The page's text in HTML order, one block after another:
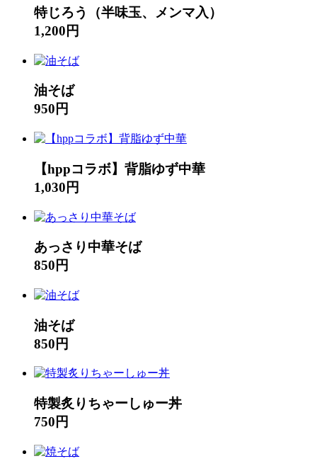
特じろう（半味玉、メンマ入）
1,200円
油そば
950円
【hppコラボ】背脂ゆず中華
1,030円
あっさり中華そば
850円
油そば
850円
特製炙りちゃーしゅー丼
750円